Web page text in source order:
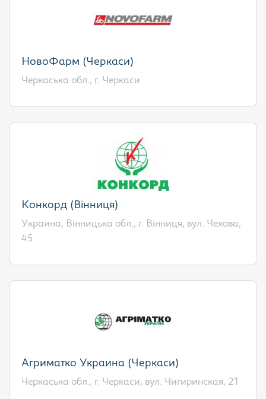
НовоФарм (Черкаси)
Черкаська обл., г. Черкаси
Конкорд (Вінниця)
Украина, Вінницька обл., г. Вінниця, вул. Чехова,
45
Агриматко Украина (Черкаси)
Черкаська обл., г. Черкаси, вул. Чигиринская, 21